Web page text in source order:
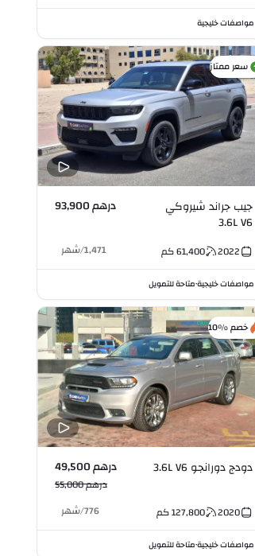
مواصفات خليجية
سعر ممتاز
جيب جراند شيروكي
3.6L V6
درهم 93,900
2022
61,400كم 1,471
/شهر
مواصفات خليجية•متاحة للتمويل
خصم %10
دودج دورانجو 3.6L V6 درهم 49,500
درهم 55,000
2020
127,800كم 776
/شهر
مواصفات خليجية•متاحة للتمويل